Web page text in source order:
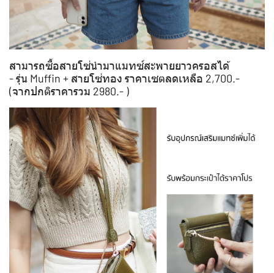
สามารถซื้อสายโซ่นำมาแมทซ์สะพายยาวครอสได้
- รุ่น Muffin + สายโซ่ทอง ราคาเซตลดเหลือ 2,700.-
(จากปกติราคารวม 2980.- )